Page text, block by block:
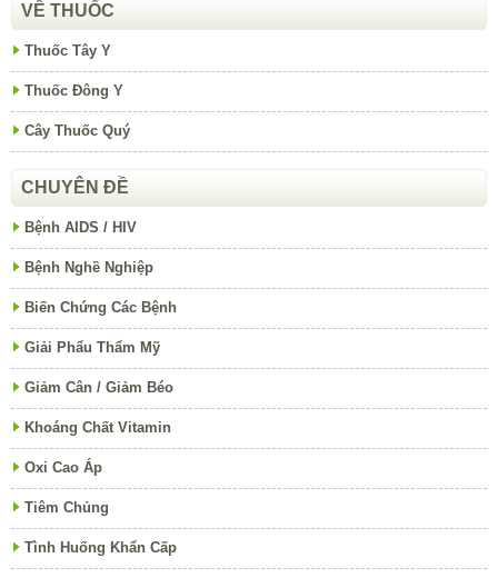
VỀ THUỐC
Thuốc Tây Y
Thuốc Đông Y
Cây Thuốc Quý
CHUYÊN ĐỀ
Bệnh AIDS / HIV
Bệnh Nghề Nghiệp
Biến Chứng Các Bệnh
Giải Phẩu Thẩm Mỹ
Giảm Cân / Giảm Béo
Khoáng Chất Vitamin
Oxi Cao Áp
Tiêm Chủng
Tình Huống Khẩn Cấp